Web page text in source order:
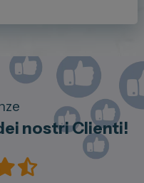
nostri Clienti!